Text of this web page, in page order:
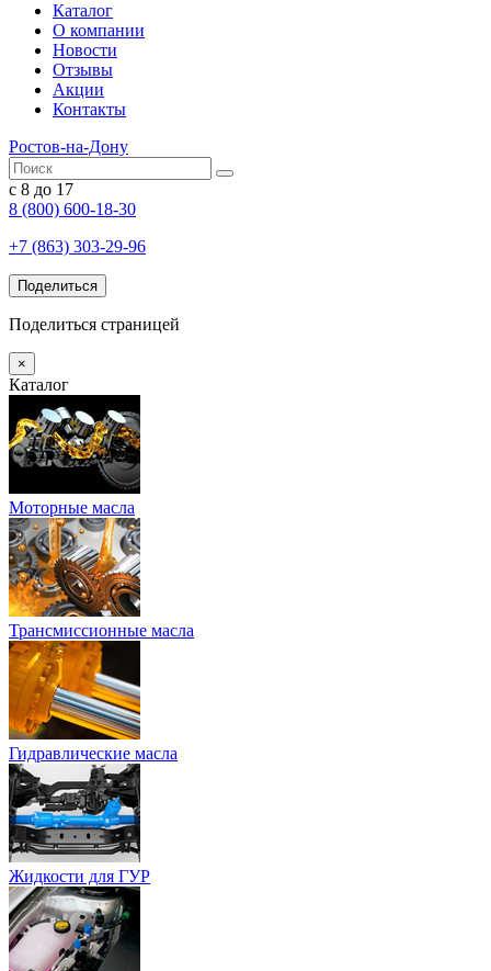
Каталог
О компании
Новости
Отзывы
Акции
Контакты
Ростов-на-Дону
с 8 до 17
8 (800) 600-18-30
+7 (863) 303-29-96
Поделиться
Поделиться страницей
×
Каталог
Моторные масла
Трансмиссионные масла
Гидравлические масла
Жидкости для ГУР